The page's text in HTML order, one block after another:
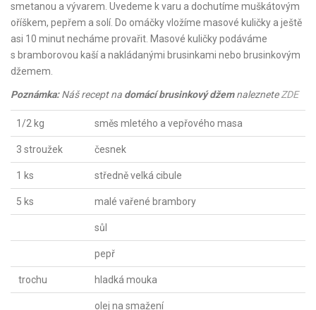
smetanou a vývarem. Uvedeme k varu a dochutíme muškátovým
oříškem, pepřem a solí. Do omáčky vložíme masové kuličky a ještě
asi 10 minut necháme provařit. Masové kuličky podáváme
s bramborovou kaší a nakládanými brusinkami nebo brusinkovým
džemem.
Poznámka:Náš recept na domácí brusinkový džemnalezneteZDE
1/2 kg směs mletého a vepřového masa
3 stroužek česnek
1 ks středně velká cibule
5 ks malé vařené brambory
sůl
pepř
trochu hladká mouka
olej na smažení